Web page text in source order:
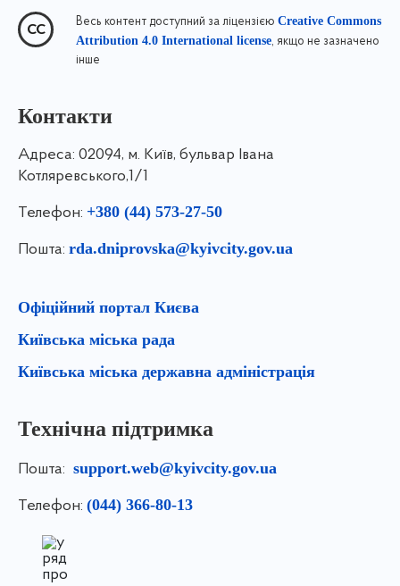
Весь контент доступний за ліцензією Creative Commons
Attribution 4.0 International license, якщо не зазначено
інше
Контакти
Адреса: 02094, м. Київ, бульвар Івана
Котляревського,1/1
Телефон: +380 (44) 573-27-50
Пошта: rda.dniprovska@kyivcity.gov.ua
Офіційний портал Києва
Київська міська рада
Київська міська державна адміністрація
Технічна підтримка
Пошта: support.web@kyivcity.gov.ua
Телефон: (044) 366-80-13